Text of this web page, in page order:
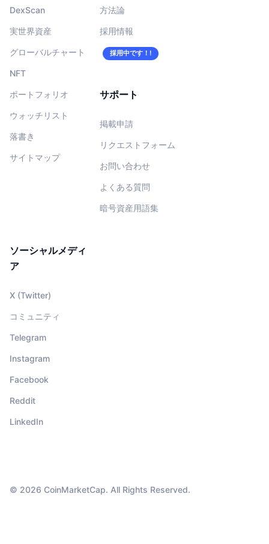
DexScan
実世界資産
グローバルチャート
NFT
ポートフォリオ
ウォッチリスト
落書き
サイトマップ
方法論
採用情報
採用中です！!
サポート
掲載申請
リクエストフォーム
お問い合わせ
よくある質問
暗号資産用語集
ソーシャルメディ
ア
X (Twitter)
コミュニティ
Telegram
Instagram
Facebook
Reddit
LinkedIn
© 2026 CoinMarketCap. All Rights Reserved.